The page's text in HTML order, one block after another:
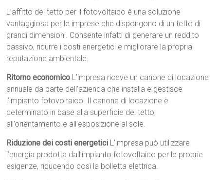
L’affitto del tetto per il fotovoltaico è una soluzione
vantaggiosa per le imprese che dispongono di un tetto di
grandi dimensioni. Consente infatti di generare un reddito
passivo, ridurre i costi energetici e migliorare la propria
reputazione ambientale.
Ritorno economico L’impresa riceve un canone di locazione
annuale da parte dell’azienda che installa e gestisce
l’impianto fotovoltaico. Il canone di locazione è
determinato in base alla superficie del tetto,
all’orientamento e all’esposizione al sole.
Riduzione dei costi energetici L’impresa può utilizzare
l’energia prodotta dall’impianto fotovoltaico per le proprie
esigenze, riducendo così la bolletta elettrica.